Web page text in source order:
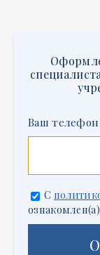
Ваш телефон
С
ознакомлен(а)